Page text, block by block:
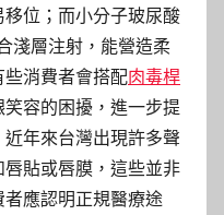
位；而小分子玻尿酸
淺層注射，能營造柔
消費者會搭配肉毒桿
容的困擾，進一步提
年來台灣出現許多聲
貼或唇膜，這些並非
應認明正規醫療途